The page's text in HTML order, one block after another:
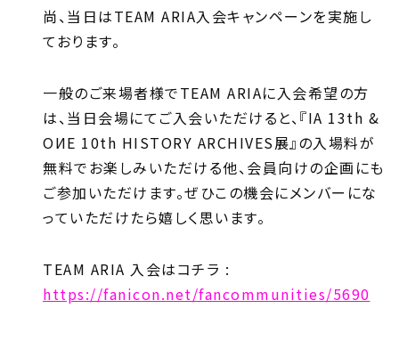
尚、当日はTEAM ARIA入会キャンペーンを実施し
ております。
一般のご来場者様でTEAM ARIAに入会希望の方
は、当日会場にてご入会いただけると、『IA 13th &
OИE 10th HISTORY ARCHIVES展』の入場料が
無料でお楽しみいただける他、会員向けの企画にも
ご参加いただけます。ぜひこの機会にメンバーにな
っていただけたら嬉しく思います。
TEAM ARIA 入会はコチラ :
https://fanicon.net/fancommunities/5690